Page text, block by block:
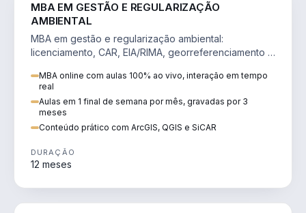
MBA EM GESTÃO E REGULARIZAÇÃO
AMBIENTAL
MBA em gestão e regularização ambiental:
licenciamento, CAR, EIA/RIMA, georreferenciamento e
MBA online com aulas 100% ao vivo, interação em tempo
real
Aulas em 1 final de semana por mês, gravadas por 3
meses
Conteúdo prático com ArcGIS, QGIS e SiCAR
DURAÇÃO
12 meses